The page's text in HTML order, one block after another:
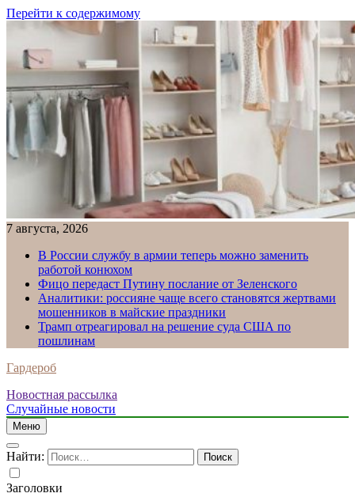
Перейти к содержимому
7 августа, 2026
В России службу в армии теперь можно заменить
работой конюхом
Фицо передаст Путину послание от Зеленского
Аналитики: россияне чаще всего становятся жертвами
мошенников в майские праздники
Трамп отреагировал на решение суда США по
пошлинам
Гардероб
Новостная рассылка
Случайные новости
Меню
Найти:
Заголовки